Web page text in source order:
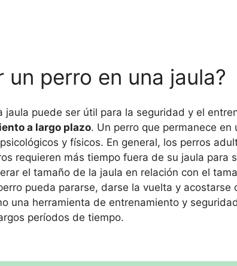
perro en una jaula?
jaula puede ser útil para la seguridad y el
a largo plazo. Un perro que permanece en
y físicos. En general, los perros
requieren más tiempo fuera de su jaula para
el tamaño de la jaula en relación con el
pueda pararse, darse la vuelta y acostarse
una herramienta de entrenamiento y
períodos de tiempo.